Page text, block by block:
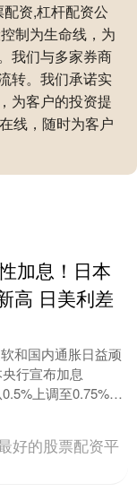
资,杠杆配资公
制为生命线，为
我们与多家券商
转。我们承诺实
为客户的投资提
线，随时为客户
加息！日本
高 日美利差
和国内通胀日益顽
行宣布加息
上调至0.75%。
初上调25bp以
好的股票配资平